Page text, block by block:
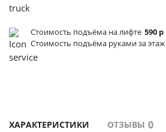
Стоимость подъёма на лифте 590 р
Стоимость подъёма руками за этаж
ХАРАКТЕРИСТИКИ ОТЗЫВЫ 0